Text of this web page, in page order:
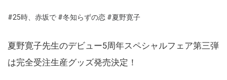
#25時、赤坂で #冬知らずの恋 #夏野寛子
夏野寛子先生のデビュー5周年スペシャルフェア第三弾
は完全受注生産グッズ発売決定！